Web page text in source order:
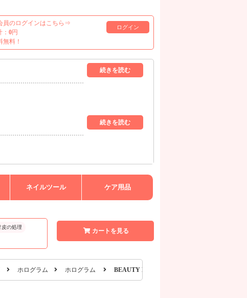
員のログインはこちら⇒
ログイン
0円
無料！
ネイルツール ケア用品
皮の処理
カートを見る
ホログラム ホログラム BEAUTY NAILER カクテルブレンダー CBP-